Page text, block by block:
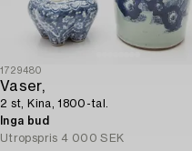
1729480
Vaser,
2 st, Kina, 1800-tal.
Inga bud
Utropspris 4 000 SEK